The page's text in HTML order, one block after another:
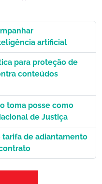
artificial
para proteção de
conteúdos
toma posse como
de Justiça
tarifa de adiantamento